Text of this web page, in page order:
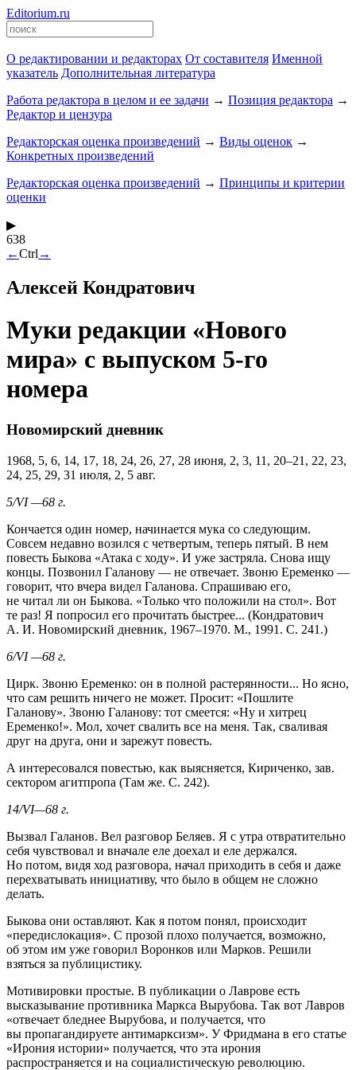
Editorium.ru
О редактировании и редакторах От составителя Именной
указатель Дополнительная литература
Работа редактора в целом и ее задачи → Позиция редактора →
Редактор и цензура
Редакторская оценка произведений → Виды оценок →
Конкретных произведений
Редакторская оценка произведений → Принципы и критерии
оценки
▶
638
←Ctrl →
Алексей Кондратович
Муки редакции «Нового
мира» с выпуском 5-го
номера
Новомирский дневник
1968, 5, 6, 14, 17, 18, 24, 26, 27, 28 июня, 2, 3, 11, 20–21, 22, 23,
24, 25, 29, 31 июля, 2, 5 авг.
5/VI —68 г.
Кончается один номер, начинается мука со следующим.
Совсем недавно возился с четвертым, теперь пятый. В нем
повесть Быкова «Атака с ходу». И уже застряла. Снова ищу
концы. Позвонил Галанову — не отвечает. Звоню Еременко —
говорит, что вчера видел Галанова. Спрашиваю его,
не читал ли он Быкова. «Только что положили на стол». Вот
те раз! Я попросил его прочитать быстрее... (Кондратович
А. И. Новомирский дневник, 1967–1970. М., 1991. С. 241.)
6/VI —68 г.
Цирк. Звоню Еременко: он в полной растерянности... Но ясно,
что сам решить ничего не может. Просит: «Пошлите
Галанову». Звоню Галанову: тот смеется: «Ну и хитрец
Еременко!». Мол, хочет свалить все на меня. Так, сваливая
друг на друга, они и зарежут повесть.
А интересовался повестью, как выясняется, Кириченко, зав.
сектором агитпропа (Там же. С. 242).
14/VI—68 г.
Вызвал Галанов. Вел разговор Беляев. Я с утра отвратительно
себя чувствовал и вначале еле доехал и еле держался.
Но потом, видя ход разговора, начал приходить в себя и даже
перехватывать инициативу, что было в общем не сложно
делать.
Быкова они оставляют. Как я потом понял, происходит
«передислокация». С прозой плохо получается, возможно,
об этом им уже говорил Воронков или Марков. Решили
взяться за публицистику.
Мотивировки простые. В публикации о Лаврове есть
высказывание противника Маркса Вырубова. Так вот Лавров
«отвечает бледнее Вырубова, и получается, что
вы пропагандируете антимарксизм». У Фридмана в его статье
«Ирония истории» получается, что эта ирония
распространяется и на социалистическую революцию.